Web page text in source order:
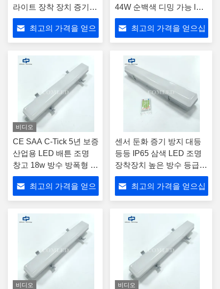
라이트 장착 장치 증기
방지 할 수 있는 LED 배
튼 주차장, 창고, 지하 통
로, 터널 등에 적합합니
다.
최고의 가격을 얻으
44W 순백색 디밍 가능 lED
배튼 산업용 선형 lED 조명
전체 PC 하우징 포함
최고의 가격을 얻으십
비디오
CE SAA C-Tick 5년 보증
산업용 LED 배튼 조명
창고 18w 방수 방폭형 조
명기구 IP65 방수 배튼
조명 600mm 선형 LED
조명 주차장용
최고의 가격을 얻으
센서 둔화 증기 방지 대등
등등 IP65 삼색 LED 조명
장착장치 높은 방수 등급
산업 증기 등등 Tri Proof
LED Light 4 Foot Light
Fixture 비상 LED 대등등등
최고의 가격을 얻으십
비디오 비디오